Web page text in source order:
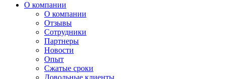
О компании
О компании
Отзывы
Сотрудники
Партнеры
Новости
Опыт
Сжатые сроки
Довольные клиенты